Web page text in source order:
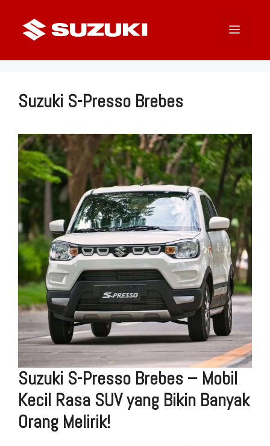
Menu
Suzuki S-Presso Brebes
Suzuki S-Presso Brebes – Mobil
Kecil Rasa SUV yang Bikin Banyak
Orang Melirik!